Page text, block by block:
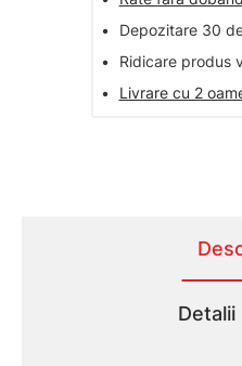
•
Depozitare 30
•
Ridicare produs
•
Livrare cu 2
Detalii